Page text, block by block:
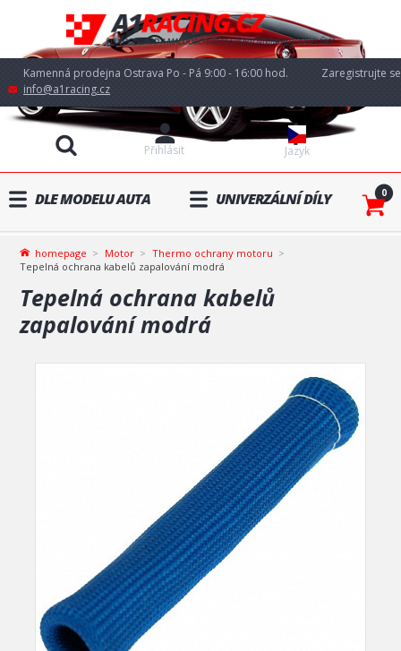
Kamenná prodejna Ostrava Po - Pá 9:00 - 16:00 hod.
info@a1racing.cz
Jazyk
Přihlásit
Zaregistrujte se
DLE MODELU AUTA UNIVERZÁLNÍ DÍLY 0
homepage Motor
Thermo ochrany motoru
Tepelná ochrana kabelů zapalování modrá
Tepelná ochrana kabelů
zapalování modrá